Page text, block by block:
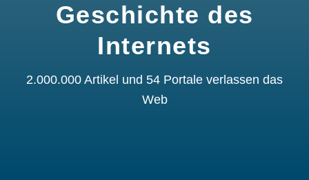
Geschichte des
Internets
2.000.000 Artikel und 54 Portale verlassen das
Web